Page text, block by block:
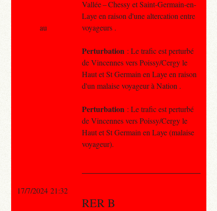
Vallée – Chessy et Saint-Germain-en-
Laye en raison d'une altercation entre
voyageurs .
Perturbation : Le trafic est perturbé
de Vincennes vers Poissy/Cergy le
Haut et St Germain en Laye en raison
d'un malaise voyageur à Nation .
Perturbation : Le trafic est perturbé
de Vincennes vers Poissy/Cergy le
Haut et St Germain en Laye (malaise
voyageur).
RER B
au
17/7/2024 21:32